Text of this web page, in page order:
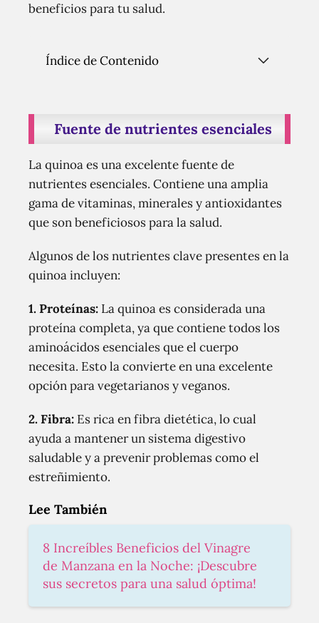
beneficios para tu salud.
Índice de Contenido
Fuente de nutrientes esenciales
La quinoa es una excelente fuente de
nutrientes esenciales. Contiene una amplia
gama de vitaminas, minerales y antioxidantes
que son beneficiosos para la salud.
Algunos de los nutrientes clave presentes en la
quinoa incluyen:
1. Proteínas: La quinoa es considerada una
proteína completa, ya que contiene todos los
aminoácidos esenciales que el cuerpo
necesita. Esto la convierte en una excelente
opción para vegetarianos y veganos.
2. Fibra: Es rica en fibra dietética, lo cual
ayuda a mantener un sistema digestivo
saludable y a prevenir problemas como el
estreñimiento.
Lee También
8 Increíbles Beneficios del Vinagre
de Manzana en la Noche: ¡Descubre
sus secretos para una salud óptima!